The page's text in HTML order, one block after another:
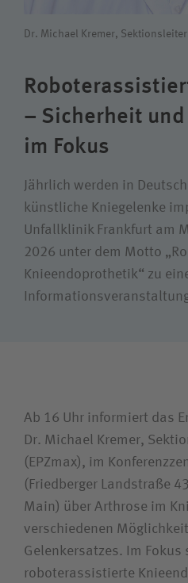
Ich bin
Patientin / Patient
Besucherin /
Journalistin /
Dr. Michael Kremer,
– Sicherheit
im Fokus
Jährlich werden in
künstliche Kniegelenke
Unfallklinik Frankfurt am
2026 unter dem Motto
Knieendoprothetik“ zu
Ab 16 Uhr informiert das
Dr. Michael Kremer,
(EPZmax), im
(Friedberger Landstraße
Main) über Arthrose im
verschiedenen
Gelenkersatzes. Im Fokus
roboterassistierte